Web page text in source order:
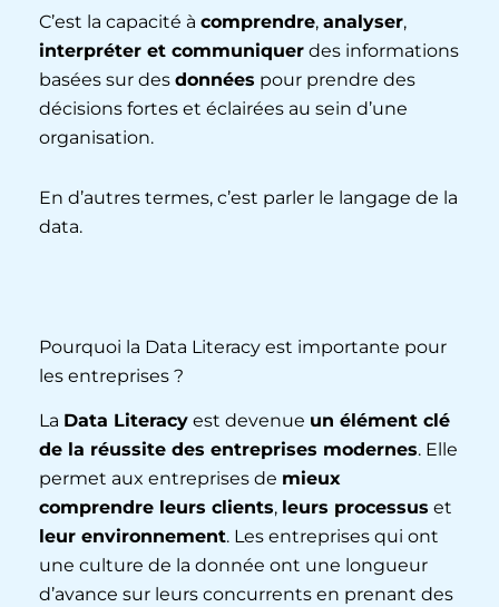
C’est la capacité à comprendre, analyser,
interpréter et communiquer des informations
basées sur des données pour prendre des
décisions fortes et éclairées au sein d’une
organisation.
En d’autres termes, c’est parler le langage de la
data.
Pourquoi la Data Literacy est importante pour
les entreprises ?
La Data Literacy est devenue un élément clé
de la réussite des entreprises modernes. Elle
permet aux entreprises de mieux
comprendre leurs clients, leurs processus et
leur environnement. Les entreprises qui ont
une culture de la donnée ont une longueur
d’avance sur leurs concurrents en prenant des